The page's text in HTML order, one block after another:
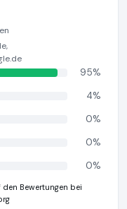
95%
4%
0%
0%
0%
Bewertungen bei